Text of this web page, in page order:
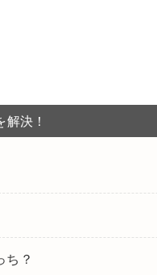
ザー様に納得いただけ
解決！
ち？